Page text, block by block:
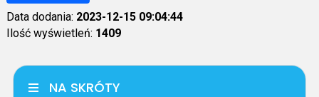
Data dodania: 2023-12-15 09:04:44
Ilość wyświetleń: 1409
NA SKRÓTY